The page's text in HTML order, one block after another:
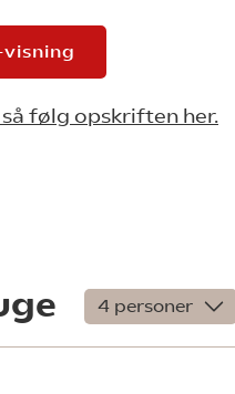
følg opskriften her.